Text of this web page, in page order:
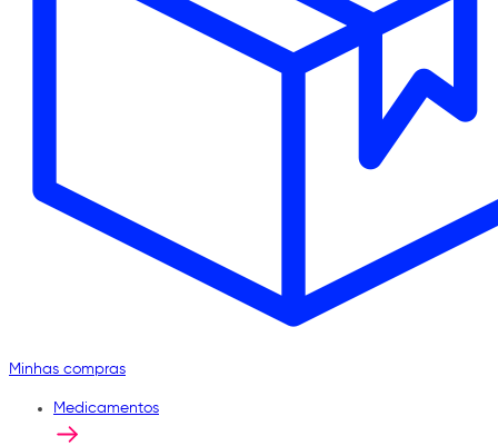
Minhas compras
Medicamentos